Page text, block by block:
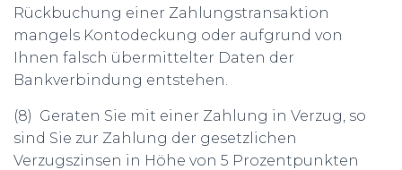
Rückbuchung einer Zahlungstransaktion
mangels Kontodeckung oder aufgrund von
Ihnen falsch übermittelter Daten der
Bankverbindung entstehen.
(8) Geraten Sie mit einer Zahlung in Verzug, so
sind Sie zur Zahlung der gesetzlichen
Verzugszinsen in Höhe von 5 Prozentpunkten